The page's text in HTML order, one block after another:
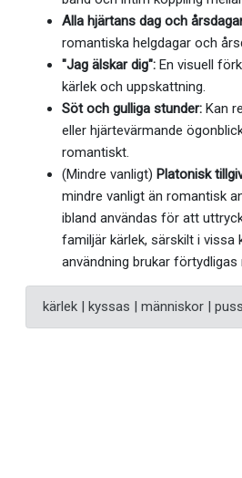
Alla hjärtans dag och
romantiska helgdagar och
"Jag älskar dig": En visuell
kärlek och uppskattning.
Söt och gulliga stunder: Kan
eller hjärtevärmande
romantiskt.
(Mindre vanligt) Platonisk
mindre vanligt än romantisk
ibland användas för att
familjär kärlek, särskilt i vissa
användning brukar
kärlek | kyssas | människor | puss